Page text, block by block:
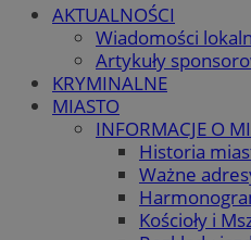
AKTUALNOŚCI
Wiadomości
Artykuły
KRYMINALNE
MIASTO
INFORMACJE O
Historia
Ważne
Kościoły i